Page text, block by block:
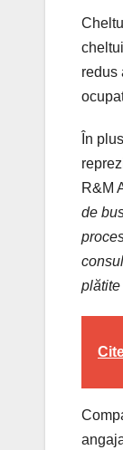
redus
În
R&M
de
plătite